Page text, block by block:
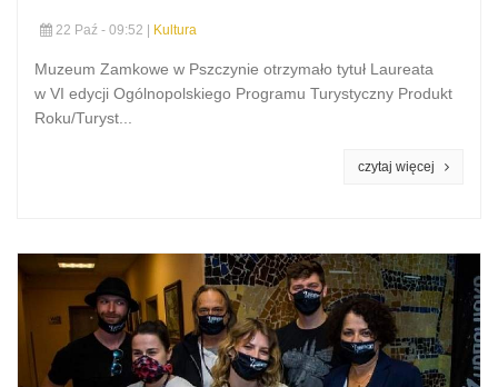
22 Paź - 09:52 | Kultura
Muzeum Zamkowe w Pszczynie otrzymało tytuł Laureata
w VI edycji Ogólnopolskiego Programu Turystyczny Produkt
Roku/Turyst...